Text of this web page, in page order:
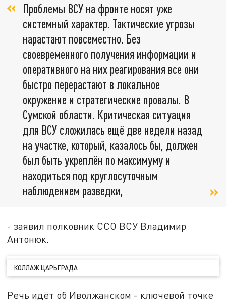
Проблемы ВСУ на фронте носят уже
системный характер. Тактические угрозы
нарастают повсеместно. Без
своевременного получения информации и
оперативного на них реагирования все они
быстро перерастают в локальное
окружение и стратегические провалы. В
Сумской области. Критическая ситуация
для ВСУ сложилась ещё две недели назад
на участке, который, казалось бы, должен
был быть укреплён по максимуму и
находиться под круглосуточным
наблюдением разведки,
- заявил полковник ССО ВСУ Владимир
Антонюк.
КОЛЛАЖ ЦАРЬГРАДА
Речь идёт об Иволжанском - ключевой точке